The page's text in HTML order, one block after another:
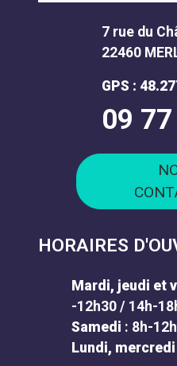
7 rue du
22460
GPS :
09
HORAIRES
Mardi, jeudi et
-12h30 / 14h-
Samedi : 8h-12h
Lundi, mercredi